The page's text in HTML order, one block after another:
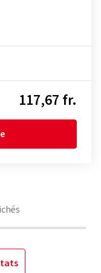
117,67 fr.